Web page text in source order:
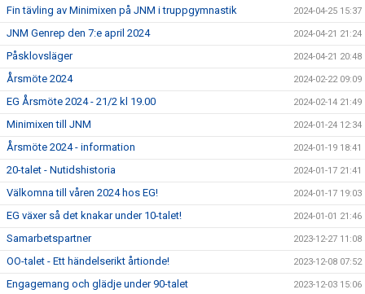
Fin tävling av Minimixen på JNM i truppgymnastik 2024-04-25 15:37
JNM Genrep den 7:e april 2024 2024-04-21 21:24
Påsklovsläger 2024-04-21 20:48
Årsmöte 2024 2024-02-22 09:09
EG Årsmöte 2024 - 21/2 kl 19.00 2024-02-14 21:49
Minimixen till JNM 2024-01-24 12:34
Årsmöte 2024 - information 2024-01-19 18:41
20-talet - Nutidshistoria 2024-01-17 21:41
Välkomna till våren 2024 hos EG! 2024-01-17 19:03
EG växer så det knakar under 10-talet! 2024-01-01 21:46
Samarbetspartner 2023-12-27 11:08
OO-talet - Ett händelserikt årtionde! 2023-12-08 07:52
Engagemang och glädje under 90-talet 2023-12-03 15:06